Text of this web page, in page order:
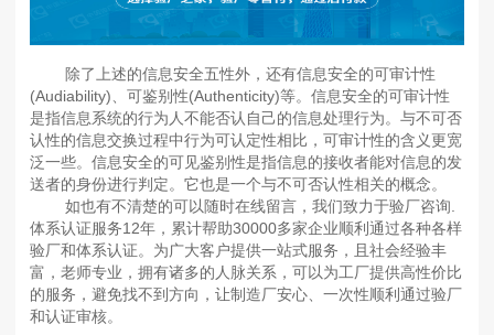
除了上述的信息安全五性外，还有信息安全的可审计性
(Audiability)、可鉴别性(Authenticity)等。信息安全的可审计性
是指信息系统的行为人不能否认自己的信息处理行为。与不可否
认性的信息交换过程中行为可认定性相比，可审计性的含义更宽
泛一些。信息安全的可见鉴别性是指信息的接收者能对信息的发
送者的身份进行判定。它也是一个与不可否认性相关的概念。
如也有不清楚的可以随时在线留言，我们致力于验厂咨询.
体系认证服务12年，累计帮助30000多家企业顺利通过各种各样
验厂和体系认证。为广大客户提供一站式服务，且社会经验丰
富，老师专业，拥有诸多的人脉关系，可以为工厂提供高性价比
的服务，避免找不到方向，让制造厂安心、一次性顺利通过验厂
和认证审核。